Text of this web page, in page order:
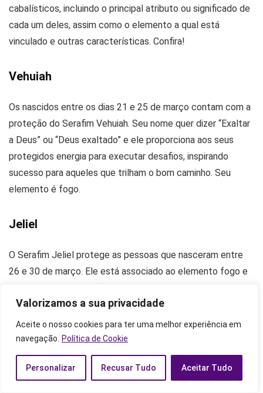
Valorizamos a sua privacidade
Aceite o nosso cookies para ter uma melhor experiência em
navegação.
Política de Cookie
Personalizar Recusar Tudo Aceitar Tudo
cabalísticos, incluindo o principal atributo ou significado de
cada um deles, assim como o elemento a qual está
vinculado e outras características. Confira!
Vehuiah
Os nascidos entre os dias 21 e 25 de março contam com a
proteção do Serafim Vehuiah. Seu nome quer dizer “Exaltar
a Deus” ou “Deus exaltado” e ele proporciona aos seus
protegidos energia para executar desafios, inspirando
sucesso para aqueles que trilham o bom caminho. Seu
elemento é fogo.
Jeliel
O Serafim Jeliel protege as pessoas que nasceram entre
26 e 30 de março. Ele está associado ao elemento fogo e
preside sobre a intuição, a harmonia e o pensamento
positivo. Além disso, influencia a inventividade e inspira
amor à natureza. Seus protegidos tendem a ser pessoas
muito pacíficas e empáticas.
Sitael